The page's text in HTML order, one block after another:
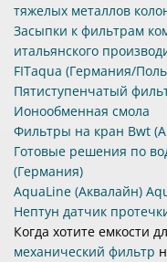
тяжелых металлов
Засыпки к фильтрам
итальянского
FITaqua (Германия/
Пятиступенчатый
Ионообменная смола
Фильтры на кран Bwt
Готовые решения по
(Германия)
AquaLine (Аквалайн)
Нептун датчик
Когда хотите емкости
механический фильтр